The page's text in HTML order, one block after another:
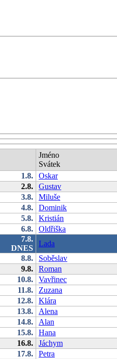
Jméno
Svátek
1.8. Oskar
2.8. Gustav
3.8. Miluše
4.8. Dominik
5.8. Kristián
6.8. Oldřiška
7.8.
DNES
Lada
8.8. Soběslav
9.8. Roman
10.8. Vavřinec
11.8. Zuzana
12.8. Klára
13.8. Alena
14.8. Alan
15.8. Hana
16.8. Jáchym
17.8. Petra